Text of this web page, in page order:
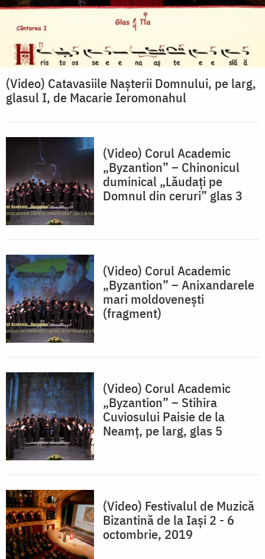
(Video) Catavasiile Nașterii Domnului, pe larg,
glasul I, de Macarie Ieromonahul
(Video) Corul Academic
„Byzantion” – Chinonicul
duminical „Lăudați pe
Domnul din ceruri” glas 3
(Video) Corul Academic
„Byzantion” – Anixandarele
mari moldovenești
(fragment)
(Video) Corul Academic
„Byzantion” – Stihira
Cuviosului Paisie de la
Neamț, pe larg, glas 5
(Video) Festivalul de Muzică
Bizantină de la Iași 2 - 6
octombrie, 2019